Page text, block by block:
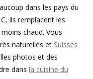
dans les pays du
ils remplacent les
chaud. Vous
naturelles et Suisses
photos et des
dans la cuisine du